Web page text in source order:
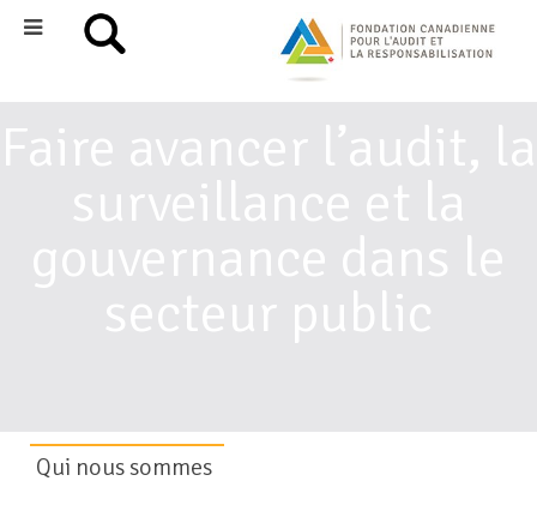
Faire avancer l’audit, la
surveillance et la
gouvernance dans le
secteur public
Qui nous sommes